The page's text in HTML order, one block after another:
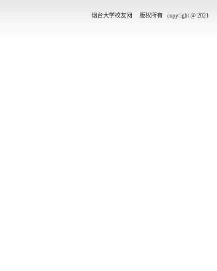
烟台大学校友网 版权所有 copyright @ 2021